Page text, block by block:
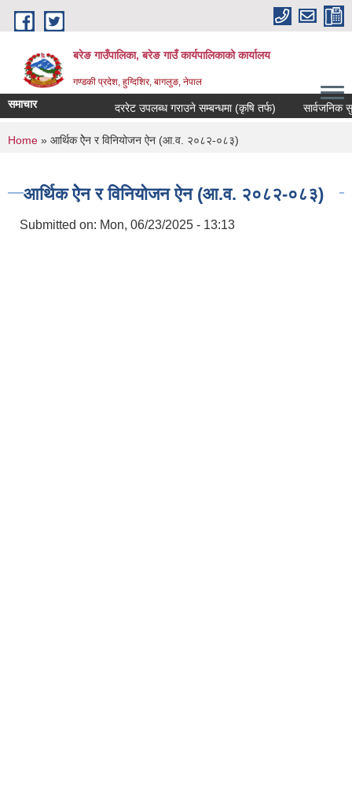
Skip to main content
बरेङ गाउँपालिका, बरेङ गाउँ कार्यपालिकाको कार्यालय
गण्डकी प्रदेश, हुग्दिशिर, बागलुङ, नेपाल
समाचार दररेट उपलब्ध गराउने सम्बन्धमा (कृषि तर्फ) सार्वजनिक
You are here
Home » आर्थिक ऐेन र विनियोजन ऐन (आ.व. २०८२-०८‍३)
आर्थिक ऐेन र विनियोजन ऐन (आ.व. २०८२-०८‍३)
Submitted on: Mon, 06/23/2025 - 13:13